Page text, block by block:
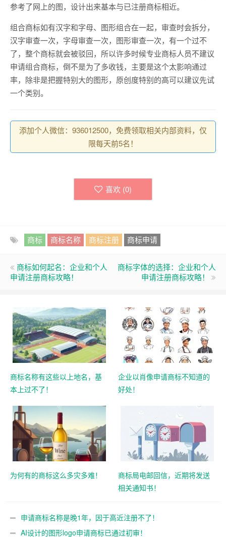
参考了网上的图，设计出来基本与已注册商标相近。
组合商标如有汉字和字母、图形组合在一起，审查时会拆分，
汉字审查一次，字母审查一次，图形审查一次，有一个过不
了，整个商标就会被驳回，所以许多时候专业商标人员不建议
申请组合商标，倒不是为了多收钱，主要是这个太影响通过
率，除非是把握特别大的图形，原创度特别的高可以建议先试
一个类别。
添加个人微信：936012500，免费领取相关内部资料，仅
限每天前5名！
喜欢 (0)
商标 商标名称 商标注册 商标申请
商标如何起名：企业和个人
申请注册商标攻略！
商标字体的选择：企业和个人
申请注册商标攻略！
商标名称有这些以上地名，基
本上过不了！
企业以肖像申请商标不知道的
好处！
为何有的商标这么多灾多难！
商标局电邮回信，近期将发送
相关通知书！
申请商标名称是晚1年，因于高近注册不了！
AI设计的图形logo申请商标已通过初审！